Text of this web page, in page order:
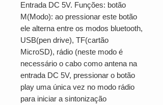
Entrada DC 5V. Funções: botão
M(Modo): ao pressionar este botão
ele alterna entre os modos bluetooth,
USB(pen drive), TF(cartão
MicroSD), rádio (neste modo é
necessário o cabo como antena na
entrada DC 5V, pressionar o botão
play uma única vez no modo rádio
para iniciar a sintonização